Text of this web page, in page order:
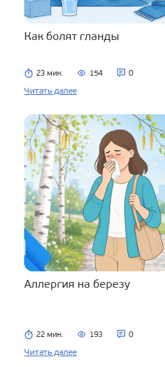
Как болят гланды
23 мин. 154 0
Читать далее
Аллергия на березу
22 мин. 193 0
Читать далее